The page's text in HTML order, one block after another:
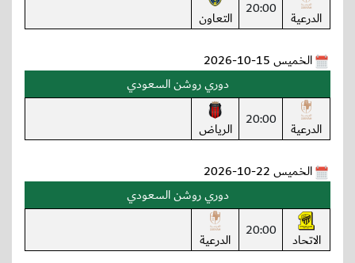
الدرعية 20:00 التعاون
الخميس 15-10-2026
دوري روشن السعودي
الدرعية 20:00 الرياض
الخميس 22-10-2026
دوري روشن السعودي
الاتحاد 20:00 الدرعية